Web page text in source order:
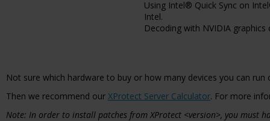
Using Intel® Quick Sync on
Intel.
Decoding with NVIDIA
Not sure which hardware to buy or how many devices you can run
Then we recommend our XProtect Server Calculator. For more
Note: In order to install patches from XProtect <version>, you must